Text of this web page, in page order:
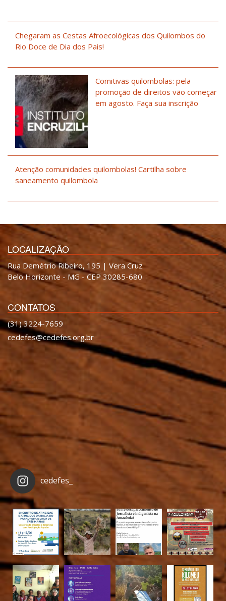
Chegaram as Cestas Afroecológicas dos Quilombos do
Rio Doce de Dia dos Pais!
Comitivas quilombolas: pela
promoção de direitos vão começar
em agosto. Faça sua inscrição
Atenção comunidades quilombolas! Cartilha sobre
saneamento quilombola
LOCALIZAÇÃO
Rua Demétrio Ribeiro, 195 | Vera Cruz
Belo Horizonte - MG - CEP 30285-680
CONTATOS
(31) 3224-7659
cedefes@cedefes.org.br
cedefes_